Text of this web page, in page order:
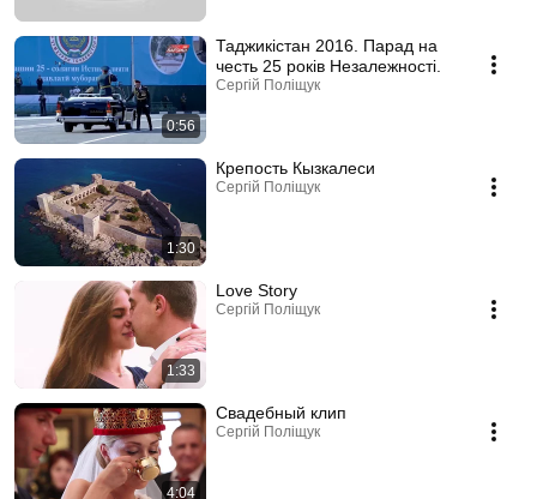
0:56
Таджикістан 2016. Парад на
честь 25 років Незалежності.
Сергій Поліщук
1:30
Крепость Кызкалеси
Сергій Поліщук
1:33
Love Story
Сергій Поліщук
4:04
Свадебный клип
Сергій Поліщук